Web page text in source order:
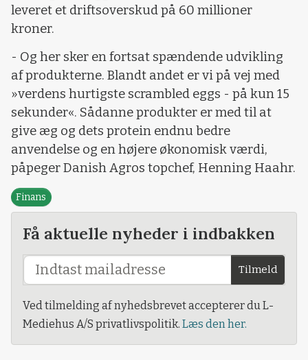
leveret et driftsoverskud på 60 millioner
kroner.
- Og her sker en fortsat spændende udvikling
af produkterne. Blandt andet er vi på vej med
»verdens hurtigste scrambled eggs - på kun 15
sekunder«. Sådanne produkter er med til at
give æg og dets protein endnu bedre
anvendelse og en højere økonomisk værdi,
påpeger Danish Agros topchef, Henning Haahr.
Finans
Få aktuelle nyheder i indbakken
Tilmeld
Ved tilmelding af nyhedsbrevet accepterer du L-
Mediehus A/S privatlivspolitik. Læs den her.